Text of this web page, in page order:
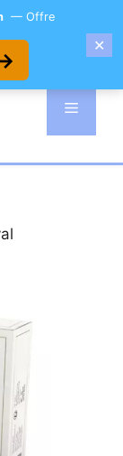
Menu
— Offre
✕